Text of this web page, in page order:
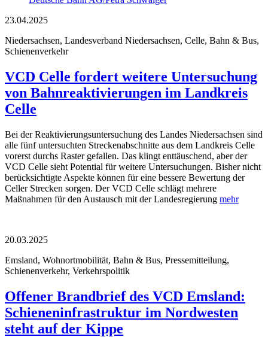
23.04.2025
Niedersachsen, Landesverband Niedersachsen, Celle, Bahn & Bus,
Schienenverkehr
VCD Celle fordert weitere Untersuchung
von Bahnreaktivierungen im Landkreis
Celle
Bei der Reaktivierungsuntersuchung des Landes Niedersachsen sind
alle fünf untersuchten Streckenabschnitte aus dem Landkreis Celle
vorerst durchs Raster gefallen. Das klingt enttäuschend, aber der
VCD Celle sieht Potential für weitere Untersuchungen. Bisher nicht
berücksichtigte Aspekte können für eine bessere Bewertung der
Celler Strecken sorgen. Der VCD Celle schlägt mehrere
Maßnahmen für den Austausch mit der Landesregierung mehr
20.03.2025
Emsland, Wohnortmobilität, Bahn & Bus, Pressemitteilung,
Schienenverkehr, Verkehrspolitik
Offener Brandbrief des VCD Emsland:
Schieneninfrastruktur im Nordwesten
steht auf der Kippe